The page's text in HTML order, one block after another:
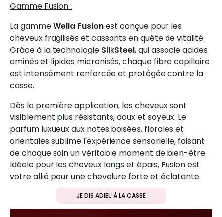
Gamme Fusion :
La gammeWella Fusionest conçue pour les
cheveux fragilisés et cassants en quête de vitalité.
Grâce à la technologie SilkSteel, qui associe acides
aminés et lipides micronisés, chaque fibre capillaire
est intensément renforcée et protégée contre la
casse.
Dès la première application, les cheveux sont
visiblement plus résistants, doux et soyeux. Le
parfum luxueux aux notes boisées, florales et
orientales sublime l'expérience sensorielle, faisant
de chaque soin un véritable moment de bien-être.
Idéale pour les cheveux longs et épais, Fusion est
votre allié pour une chevelure forte et éclatante.
JE DIS ADIEU À LA CASSE